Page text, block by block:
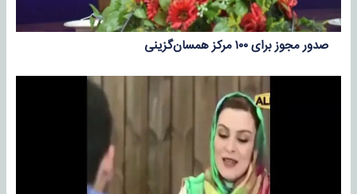
صدور مجوز برای ۱۰۰ مرکز همسان‌گزینی